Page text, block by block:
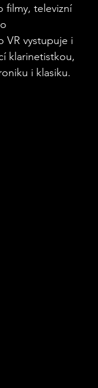
filmy, televizní
VR vystupuje i
klarinetistkou,
i klasiku.